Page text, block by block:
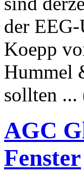
der
Koepp
Hummel
sollten ...
AGC
Fenster